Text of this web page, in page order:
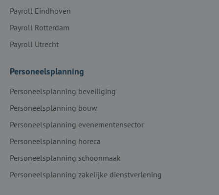
Payroll Eindhoven
Payroll Rotterdam
Payroll Utrecht
Personeelsplanning
Personeelsplanning beveiliging
Personeelsplanning bouw
Personeelsplanning evenementensector
Personeelsplanning horeca
Personeelsplanning schoonmaak
Personeelsplanning zakelijke dienstverlening